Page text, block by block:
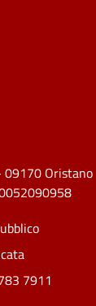
09170 Oristano
7911